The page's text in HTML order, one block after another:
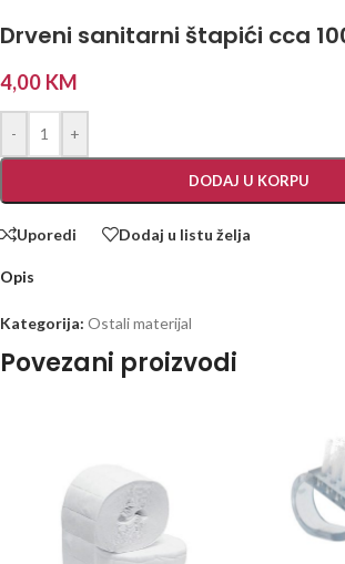
Drveni sanitarni štapići cca
4,00 KM
- +
DODAJ U KORPU
Uporedi Dodaj u listu želja
Opis
Kategorija: Ostali materijal
Povezani proizvodi